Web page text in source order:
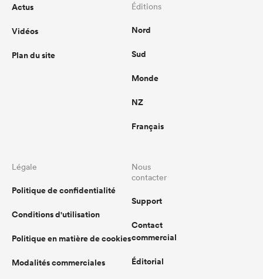
Actus
Vidéos
Plan du site
Éditions
Nord
Sud
Monde
NZ
Français
Légale
Politique de confidentialité
Conditions d'utilisation
Politique en matière de cookies
Modalités commerciales
Nous
contacter
Support
Contact
commercial
Éditorial